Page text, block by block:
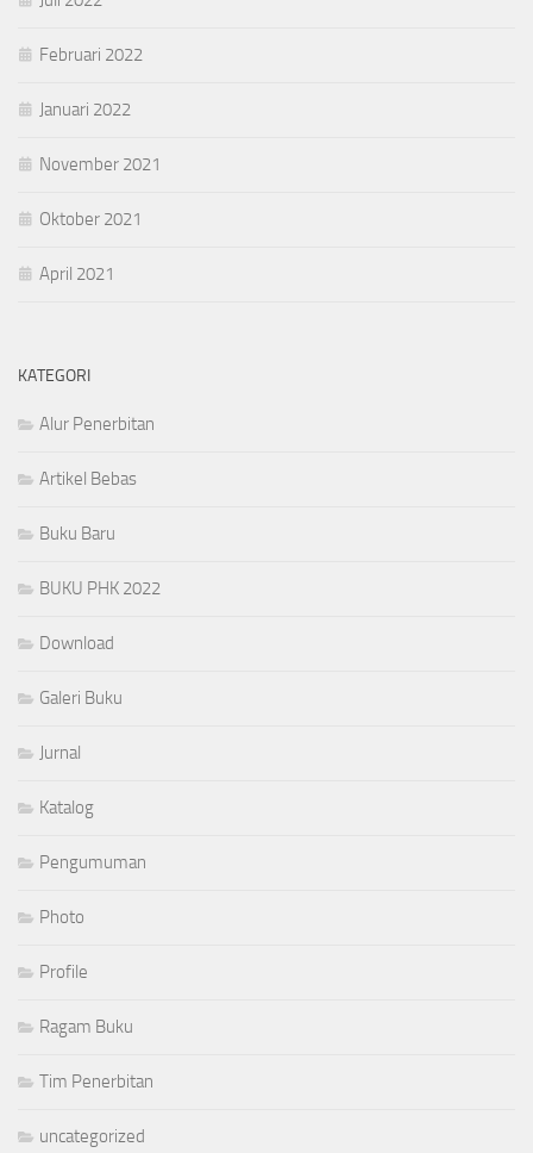
Februari 2022
Januari 2022
November 2021
Oktober 2021
April 2021
KATEGORI
Alur Penerbitan
Artikel Bebas
Buku Baru
BUKU PHK 2022
Download
Galeri Buku
Jurnal
Katalog
Pengumuman
Photo
Profile
Ragam Buku
Tim Penerbitan
uncategorized